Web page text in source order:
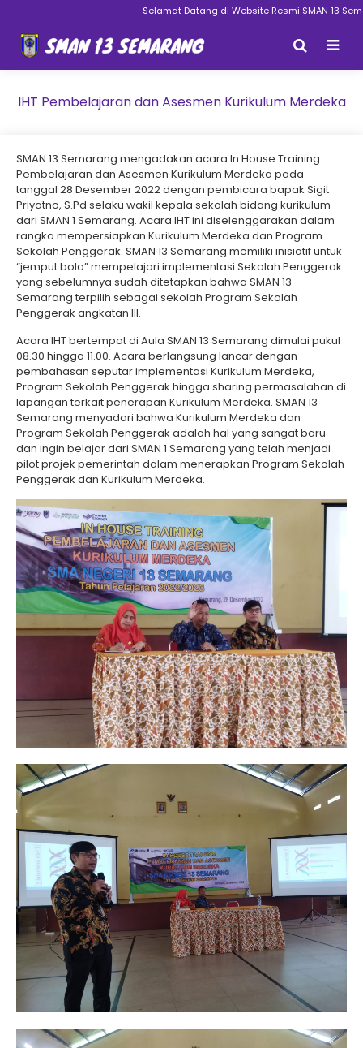
Selamat Datang di Website Resmi SMAN 13
IHT Pembelajaran dan Asesmen Kurikulum Merdeka
SMAN 13 Semarang mengadakan acara In House Training
Pembelajaran dan Asesmen Kurikulum Merdeka pada
tanggal 28 Desember 2022 dengan pembicara bapak Sigit
Priyatno, S.Pd selaku wakil kepala sekolah bidang kurikulum
dari SMAN 1 Semarang. Acara IHT ini diselenggarakan dalam
rangka mempersiapkan Kurikulum Merdeka dan Program
Sekolah Penggerak. SMAN 13 Semarang memiliki inisiatif untuk
“jemput bola” mempelajari implementasi Sekolah Penggerak
yang sebelumnya sudah ditetapkan bahwa SMAN 13
Semarang terpilih sebagai sekolah Program Sekolah
Penggerak angkatan III.
Acara IHT bertempat di Aula SMAN 13 Semarang dimulai pukul
08.30 hingga 11.00. Acara berlangsung lancar dengan
pembahasan seputar implementasi Kurikulum Merdeka,
Program Sekolah Penggerak hingga sharing permasalahan di
lapangan terkait penerapan Kurikulum Merdeka. SMAN 13
Semarang menyadari bahwa Kurikulum Merdeka dan
Program Sekolah Penggerak adalah hal yang sangat baru
dan ingin belajar dari SMAN 1 Semarang yang telah menjadi
pilot projek pemerintah dalam menerapkan Program Sekolah
Penggerak dan Kurikulum Merdeka.